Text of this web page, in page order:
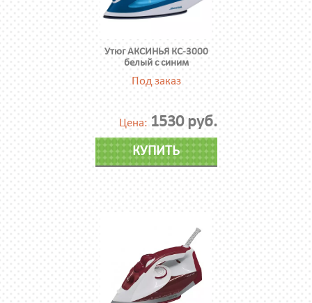
Утюг АКСИНЬЯ КС-3000
белый с синим
Под заказ
Цена: 1530 руб.
КУПИТЬ